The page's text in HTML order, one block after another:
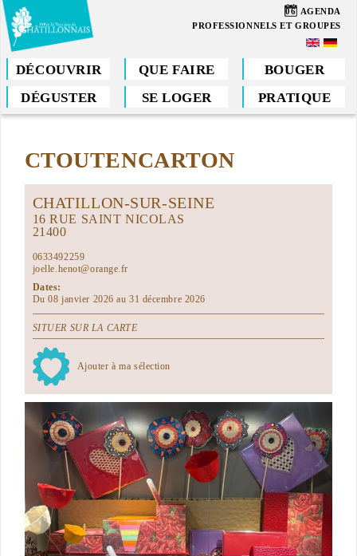
Aller
au
contenu
principal
06 AGENDA
PROFESSIONNELS ET GROUPES
DÉCOUVRIR QUE FAIRE
BOUGER
DÉGUSTER
SE LOGER PRATIQUE
Vous
CTOUTENCARTON
CHATILLON-SUR-SEINE
16 RUE SAINT NICOLAS
21400
0633492259
joelle.henot@orange.fr
Dates:
Du 08 janvier 2026 au 31 décembre 2026
SITUER SUR LA CARTE
Ajouter à ma sélection